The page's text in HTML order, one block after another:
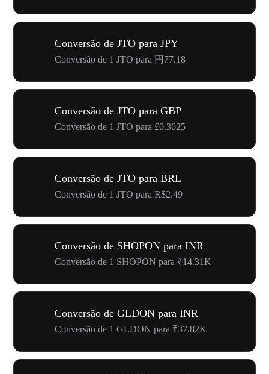
Conversão de JTO para JPY
Conversão de 1 JTO para 円77.18
Conversão de JTO para GBP
Conversão de 1 JTO para £0.3625
Conversão de JTO para BRL
Conversão de 1 JTO para R$2.49
Conversão de SHOPON para INR
Conversão de 1 SHOPON para ₹14.31K
Conversão de GLDON para INR
Conversão de 1 GLDON para ₹37.82K